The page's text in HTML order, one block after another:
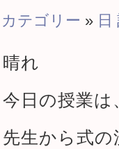
カテゴリー » 日
晴れ
今日の授業は
先生から式